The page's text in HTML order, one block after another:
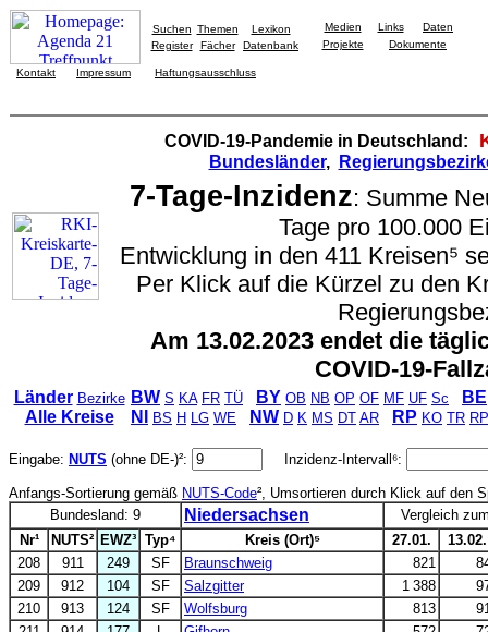
Suchen Themen
Lexikon
Register
Fächer Datenbank
Medien Links
Daten
Projekte
Dokumente
Kontakt Impressum Haftungsausschluss
COVID-19-Pandemie in Deutschland:
Bundesländer,
7-Tage-Inzidenz: Summe
Tage pro 100.000
Entwicklung in den 411 Kreisen⁵
Per Klick auf die Kürzel zu den
Am 13.02.2023 endet die
COVID-19-
Länder Bezirke
Alle Kreise
BW S KA FR TÜ BY OB NB OP OF MF UF Sc
BE
NI
BS H LG WE NW D K MS DT AR RP KO TR RP
Eingabe: NUTS (ohne DE-)²: Inzidenz-Intervall⁶:
Anfangs-Sortierung gemäß NUTS-Code², Umsortieren durch Klick auf den
Bundesland: 9
Niedersachsen
Vergleich
Nr¹
NUTS² EWZ³ Typ⁴ Kreis (Ort)⁵ 27.01.
13.02.
208
911 249 SF Braunschweig 821
209
912 104 SF Salzgitter 1 388
210
913 124 SF Wolfsburg 813